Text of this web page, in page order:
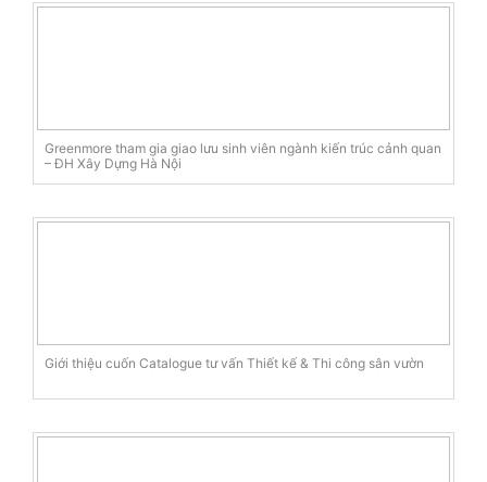
Greenmore tham gia giao lưu sinh viên ngành kiến trúc cảnh quan
– ĐH Xây Dựng Hà Nội
Giới thiệu cuốn Catalogue tư vấn Thiết kế & Thi công sân vườn